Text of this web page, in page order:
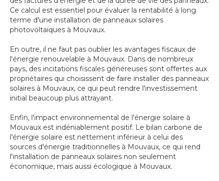
Ce calcul est essentiel pour évaluer la rentabilité à long
terme d'une installation de panneaux solaires
photovoltaïques à Mouvaux.
En outre, il ne faut pas oublier les avantages fiscaux de
l'énergie renouvelable à Mouvaux. Dans de nombreux
pays, des incitations fiscales généreuses sont offertes aux
propriétaires qui choisissent de faire installer des panneaux
solaires à Mouvaux, ce qui peut rendre l'investissement
initial beaucoup plus attrayant.
Enfin, l'impact environnemental de l'énergie solaire à
Mouvaux est indéniablement positif. Le bilan carbone de
l'énergie solaire est nettement inférieur à celui des
sources d'énergie traditionnelles à Mouvaux, ce qui rend
l'installation de panneaux solaires non seulement
économique, mais aussi écologique à Mouvaux.